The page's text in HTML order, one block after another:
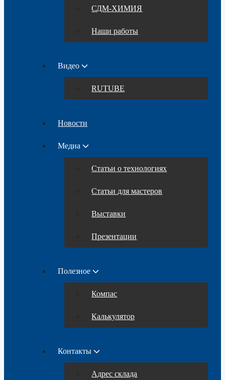
СДМ-ХИМИЯ
Наши работы
Видео
RUTUBE
Новости
Медиа
Статьи о технологиях
Статьи для мастеров
Выставки
Презентации
Полезное
Компас
Калькулятор
Контакты
Адрес склада